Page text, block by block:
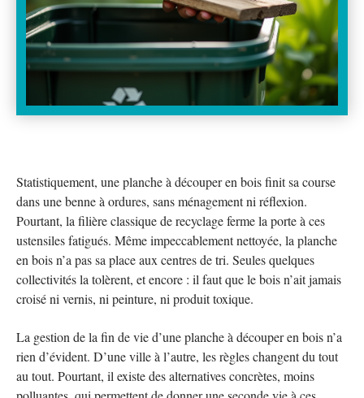
Statistiquement, une planche à découper en bois finit sa course
dans une benne à ordures, sans ménagement ni réflexion.
Pourtant, la filière classique de recyclage ferme la porte à ces
ustensiles fatigués. Même impeccablement nettoyée, la planche
en bois n’a pas sa place aux centres de tri. Seules quelques
collectivités la tolèrent, et encore : il faut que le bois n’ait jamais
croisé ni vernis, ni peinture, ni produit toxique.
La gestion de la fin de vie d’une planche à découper en bois n’a
rien d’évident. D’une ville à l’autre, les règles changent du tout
au tout. Pourtant, il existe des alternatives concrètes, moins